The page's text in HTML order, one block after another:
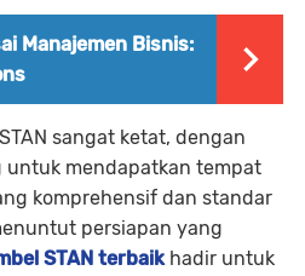
Manajemen Bisnis:
sangat ketat, dengan
untuk mendapatkan tempat
komprehensif dan standar
persiapan yang
STAN terbaikhadir untuk